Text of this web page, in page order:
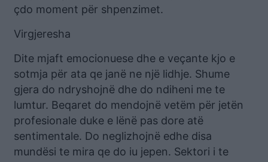
çdo moment për shpenzimet.
Virgjeresha
Dite mjaft emocionuese dhe e veçante kjo e
sotmja për ata qe janë ne një lidhje. Shume
gjera do ndryshojnë dhe do ndiheni me te
lumtur. Beqaret do mendojnë vetëm për jetën
profesionale duke e lënë pas dore atë
sentimentale. Do neglizhojnë edhe disa
mundësi te mira qe do iu jepen. Sektori i te